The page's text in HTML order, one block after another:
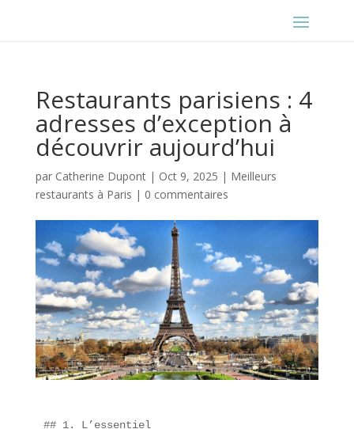
Restaurants parisiens : 4
adresses d’exception à
découvrir aujourd’hui
par Catherine Dupont| Oct 9, 2025 | Meilleurs
restaurants à Paris | 0 commentaires
## 1. L’essentiel